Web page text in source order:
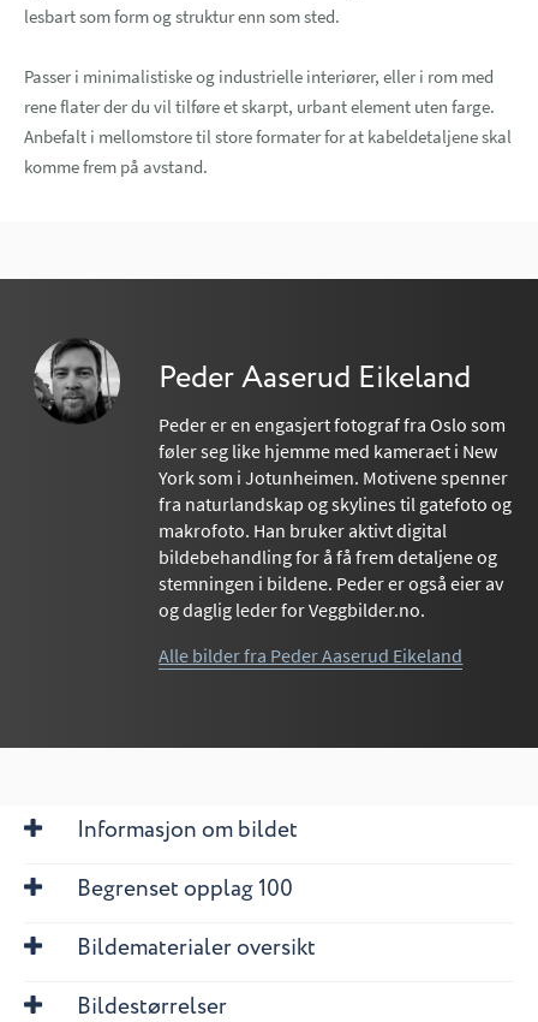
lesbart som form og struktur enn som sted.
Passer i minimalistiske og industrielle interiører, eller i rom med
rene flater der du vil tilføre et skarpt, urbant element uten farge.
Anbefalt i mellomstore til store formater for at kabeldetaljene skal
komme frem på avstand.
Peder Aaserud Eikeland
Peder er en engasjert fotograf fra Oslo som
føler seg like hjemme med kameraet i New
York som i Jotunheimen. Motivene spenner
fra naturlandskap og skylines til gatefoto og
makrofoto. Han bruker aktivt digital
bildebehandling for å få frem detaljene og
stemningen i bildene. Peder er også eier av
og daglig leder for Veggbilder.no.
Alle bilder fra Peder Aaserud Eikeland
Informasjon om bildet
Begrenset opplag 100
Bildematerialer oversikt
Bildestørrelser